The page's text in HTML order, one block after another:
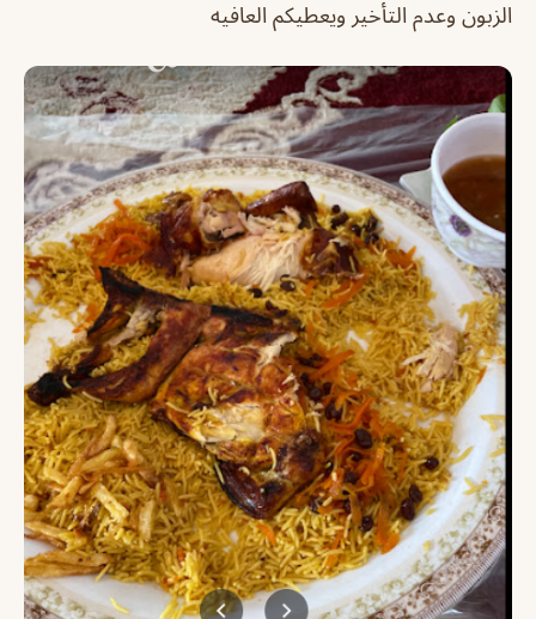
الزبون وعدم التأخير ويعطيكم العافيه